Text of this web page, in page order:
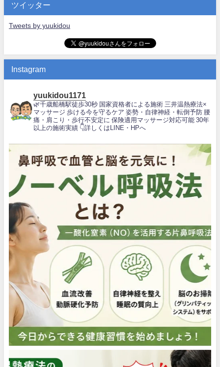
ツイッター
Tweets by yuukidou
Instagram
yuukidou1171
🌿千歳船橋駅徒歩30秒 国家資格者による施術 三井温熱療法×
マッサージ 歩ける今を守るケア 姿勢・自律神経・転倒予防 腰
痛・肩こり・歩行不安定に 保険適用マッサージ対応可能 30年
以上の施術実績 👇詳しくはLINE・HPへ